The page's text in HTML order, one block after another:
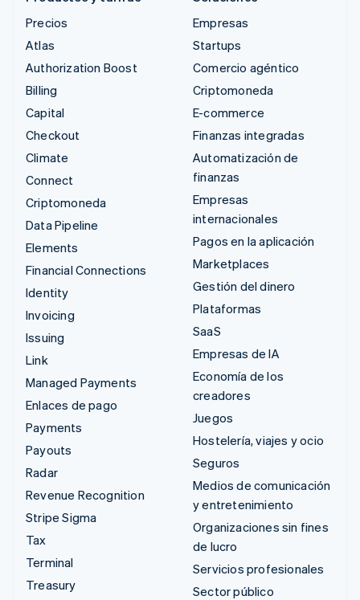
Precios
Atlas
Authorization Boost
Billing
Capital
Checkout
Climate
Connect
Criptomoneda
Data Pipeline
Elements
Financial Connections
Identity
Invoicing
Issuing
Link
Managed Payments
Enlaces de pago
Payments
Payouts
Radar
Revenue Recognition
Stripe Sigma
Tax
Terminal
Treasury
Empresas
Startups
Comercio agéntico
Criptomoneda
E-commerce
Finanzas integradas
Automatización de
finanzas
Empresas
internacionales
Pagos en la aplicación
Marketplaces
Gestión del dinero
Plataformas
SaaS
Empresas de IA
Economía de los
creadores
Juegos
Hostelería, viajes y ocio
Seguros
Medios de comunicación
y entretenimiento
Organizaciones sin fines
de lucro
Servicios profesionales
Sector público